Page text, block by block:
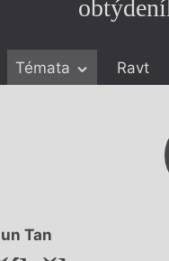
Témata Ravt
Tan